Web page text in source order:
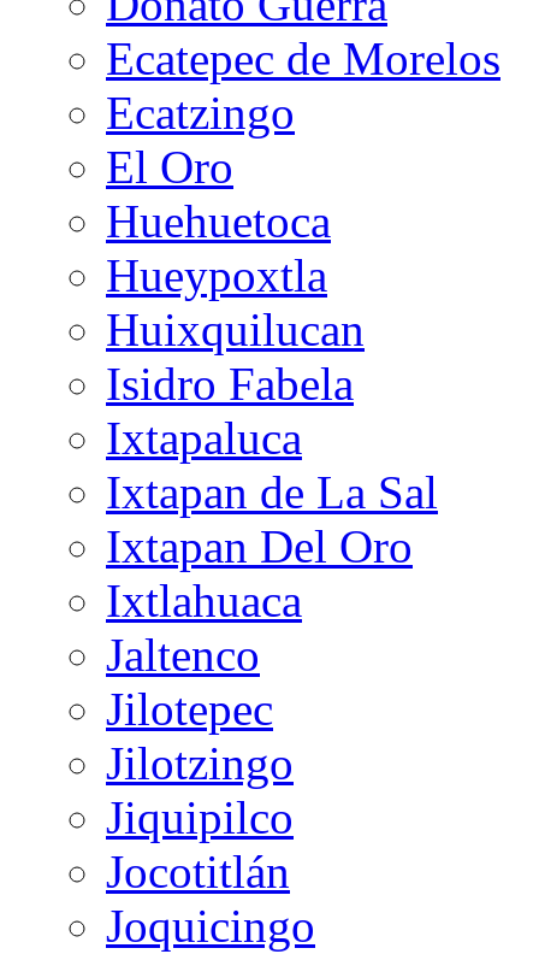
Ecatepec de Morelos
Ecatzingo
El Oro
Huehuetoca
Hueypoxtla
Huixquilucan
Isidro Fabela
Ixtapaluca
Ixtapan de La Sal
Ixtapan Del Oro
Ixtlahuaca
Jaltenco
Jilotepec
Jilotzingo
Jiquipilco
Jocotitlán
Joquicingo